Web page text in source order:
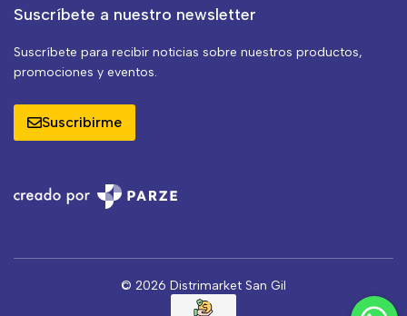
Suscríbete a nuestro newsletter
Suscríbete para recibir noticias sobre nuestros productos,
promociones y eventos.
Suscribirme
© 2026 Distrimarket San Gil